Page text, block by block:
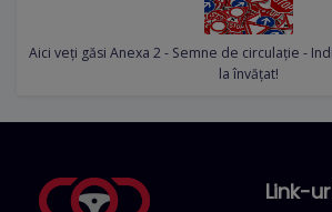
Aici veți găsi Anexa 2 - Semne de circulație -
la învățat!
Link-